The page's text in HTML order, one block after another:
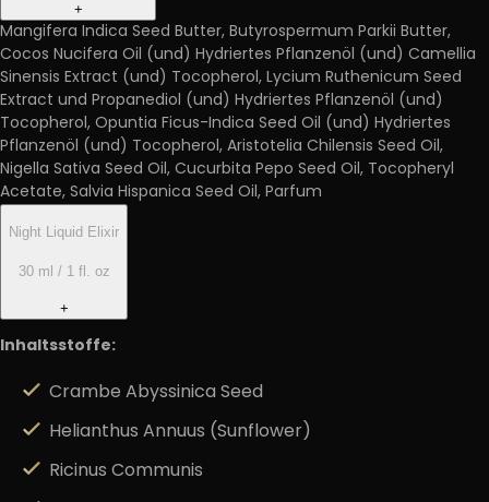
+
Mangifera Indica Seed Butter, Butyrospermum Parkii Butter,
Cocos Nucifera Oil (und) Hydriertes Pflanzenöl (und) Camellia
Sinensis Extract (und) Tocopherol, Lycium Ruthenicum Seed
Extract und Propanediol (und) Hydriertes Pflanzenöl (und)
Tocopherol, Opuntia Ficus-Indica Seed Oil (und) Hydriertes
Pflanzenöl (und) Tocopherol, Aristotelia Chilensis Seed Oil,
Nigella Sativa Seed Oil, Cucurbita Pepo Seed Oil, Tocopheryl
Acetate, Salvia Hispanica Seed Oil, Parfum
Night Liquid Elixir
30 ml / 1 fl. oz
+
Inhaltsstoffe:
Crambe Abyssinica Seed
Helianthus Annuus (Sunflower)
Ricinus Communis